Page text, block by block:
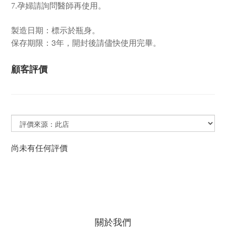
7.孕婦請詢問醫師再使用。
製造日期：標示於瓶身。
保存期限： 3年，開封後請儘快使用完畢。
顧客評價
尚未有任何評價
關於我們